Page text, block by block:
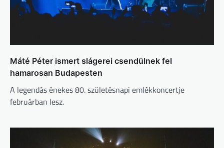
Máté Péter ismert slágerei csendülnek fel
hamarosan Budapesten
A legendás énekes 80. születésnapi emlékkoncertje
februárban lesz.